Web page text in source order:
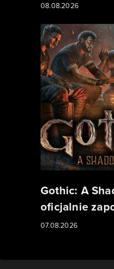
08.08.2026
Gothic: A
oficjalnie
07.08.2026